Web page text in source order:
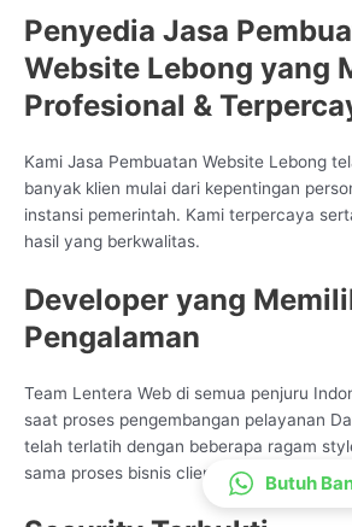
Penyedia Jasa
Website Lebong yang
Profesional &
Kami Jasa Pembuatan Website Lebong
banyak klien mulai dari kepentingan
instansi pemerintah. Kami terpercaya
hasil yang berkwalitas.
Developer yang
Pengalaman
Team Lentera Web di semua penjuru
saat proses pengembangan pelayanan
telah terlatih dengan beberapa ragam
sama proses bisnis client
CS Lenteraweb
Online
Butuh